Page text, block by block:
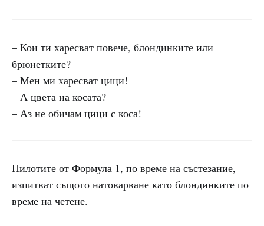
– Кои ти харесват повече, блондинките или
брюнетките?
– Мен ми харесват цици!
– А цвета на косата?
– Аз не обичам цици с коса!
Пилотите от Формула 1, по време на състезание,
изпитват същото натоварване като блондинките по
време на четене.